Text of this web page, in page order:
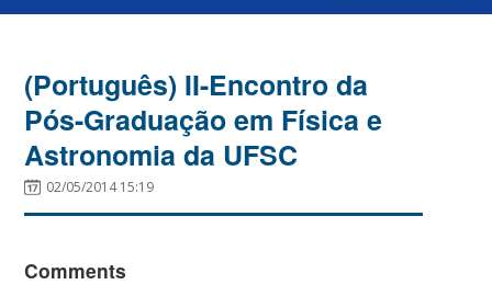
(Português) II-Encontro da
Pós-Graduação em Física e
Astronomia da UFSC
02/05/2014 15:19
Comments